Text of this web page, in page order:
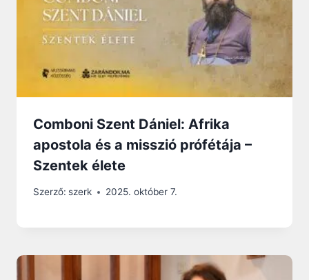
Comboni Szent Dániel: Afrika
apostola és a misszió prófétája –
Szentek élete
Szerző: szerk 2025. október 7.